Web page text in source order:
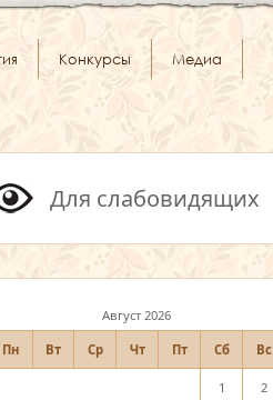
Конкурсы Медиа
Для слабовидящих
Август 2026
Пн Вт Ср Чт Пт Сб Вс
1 2